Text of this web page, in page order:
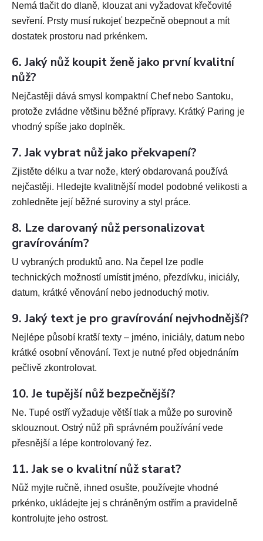
Nemá tlačit do dlaně, klouzat ani vyžadovat křečovité
sevření. Prsty musí rukojeť bezpečně obepnout a mít
dostatek prostoru nad prkénkem.
6. Jaký nůž koupit ženě jako první kvalitní
nůž?
Nejčastěji dává smysl kompaktní Chef nebo Santoku,
protože zvládne většinu běžné přípravy. Krátký Paring je
vhodný spíše jako doplněk.
7. Jak vybrat nůž jako překvapení?
Zjistěte délku a tvar nože, který obdarovaná používá
nejčastěji. Hledejte kvalitnější model podobné velikosti a
zohledněte její běžné suroviny a styl práce.
8. Lze darovaný nůž personalizovat
gravírováním?
U vybraných produktů ano. Na čepel lze podle
technických možností umístit jméno, přezdívku, iniciály,
datum, krátké věnování nebo jednoduchý motiv.
9. Jaký text je pro gravírování nejvhodnější?
Nejlépe působí kratší texty – jméno, iniciály, datum nebo
krátké osobní věnování. Text je nutné před objednáním
pečlivě zkontrolovat.
10. Je tupější nůž bezpečnější?
Ne. Tupé ostří vyžaduje větší tlak a může po surovině
sklouznout. Ostrý nůž při správném používání vede
přesnější a lépe kontrolovaný řez.
11. Jak se o kvalitní nůž starat?
Nůž myjte ručně, ihned osušte, používejte vhodné
prkénko, ukládejte jej s chráněným ostřím a pravidelně
kontrolujte jeho ostrost.